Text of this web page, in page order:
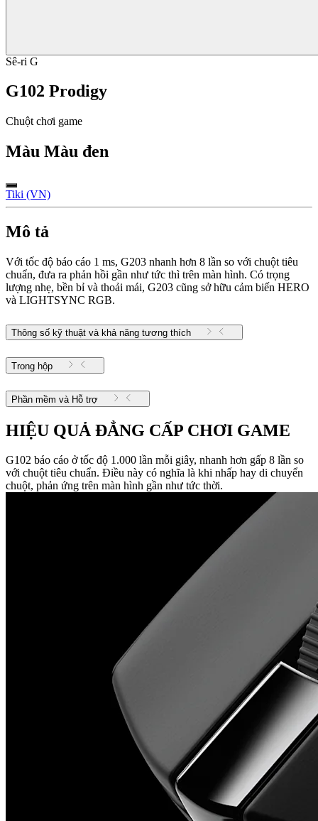
Sê-ri G
G102 Prodigy
Chuột chơi game
Màu Màu đen
Tiki (VN)
Mô tả
Với tốc độ báo cáo 1 ms, G203 nhanh hơn 8 lần so với chuột tiêu
chuẩn, đưa ra phản hồi gần như tức thì trên màn hình. Có trọng
lượng nhẹ, bền bỉ và thoải mái, G203 cũng sở hữu cảm biến HERO
và LIGHTSYNC RGB.
Thông số kỹ thuật và khả năng tương thích
Trong hộp
Phần mềm và Hỗ trợ
HIỆU QUẢ ĐẲNG CẤP CHƠI GAME
G102 báo cáo ở tốc độ 1.000 lần mỗi giây, nhanh hơn gấp 8 lần so
với chuột tiêu chuẩn. Điều này có nghĩa là khi nhấp hay di chuyển
chuột, phản ứng trên màn hình gần như tức thời.